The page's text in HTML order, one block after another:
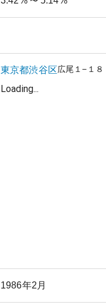
東京都渋谷区広尾 １−１８
Loading...
1986年2月